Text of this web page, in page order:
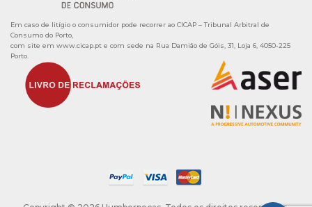
Em caso de litígio o consumidor pode recorrer ao CICAP – Tribunal Arbitral de
Consumo do Porto,
com site em www.cicap.pt e com sede na Rua Damião de Góis, 31, Loja 6, 4050-225
Porto.